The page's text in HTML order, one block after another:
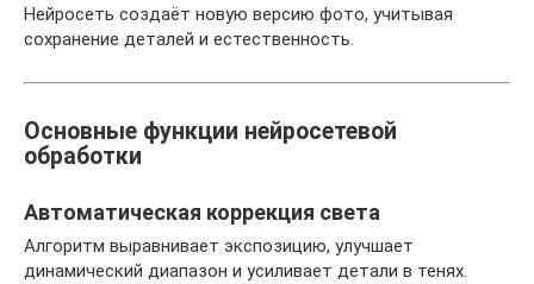
Нейросеть создаёт новую версию фото, учитывая
сохранение деталей и естественность.
Основные функции нейросетевой
обработки
Автоматическая коррекция света
Алгоритм выравнивает экспозицию, улучшает
динамический диапазон и усиливает детали в тенях.